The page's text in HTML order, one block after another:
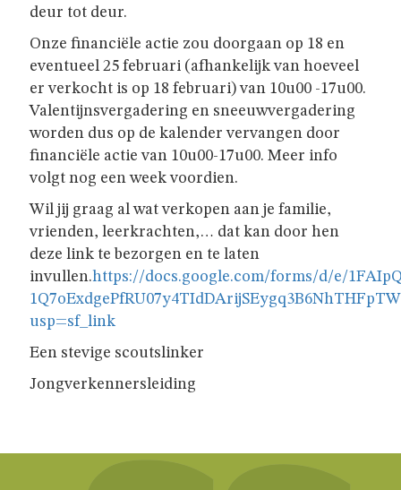
AKABE
INSCHRIJVEN
LEIDING
ONZE
GROEP
JAARTHEMA
deur tot deur.
Onze financiële actie zou doorgaan op 18 en
eventueel 25 februari (afhankelijk van hoeveel
er verkocht is op 18 februari) van 10u00 -17u00.
Valentijnsvergadering en sneeuwvergadering
worden dus op de kalender vervangen door
financiële actie van 10u00-17u00. Meer info
volgt nog een week voordien.
Wil jij graag al wat verkopen aan je familie,
vrienden, leerkrachten,… dat kan door hen
deze link te bezorgen en te laten
invullen.https://docs.google.com/forms/d/e/
usp=sf_link
Een stevige scoutslinker
Jongverkennersleiding